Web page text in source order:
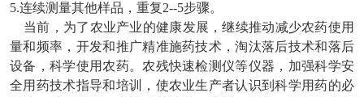
5.连续测量其他样品，重复2--5步骤。
当前，为了农业产业的健康发展，继续推动减少农药使用
量和频率，开发和推广精准施药技术，淘汰落后技术和落后
设备，科学使用农药。农残快速检测仪等仪器，加强科学安
全用药技术指导和培训，使农业生产者认识到科学用药的必